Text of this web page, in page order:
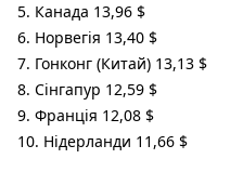
5. Канада 13,96 $
6. Норвегія 13,40 $
7. Гонконг (Китай) 13,13 $
8. Сінгапур 12,59 $
9. Франція 12,08 $
10. Нідерланди 11,66 $